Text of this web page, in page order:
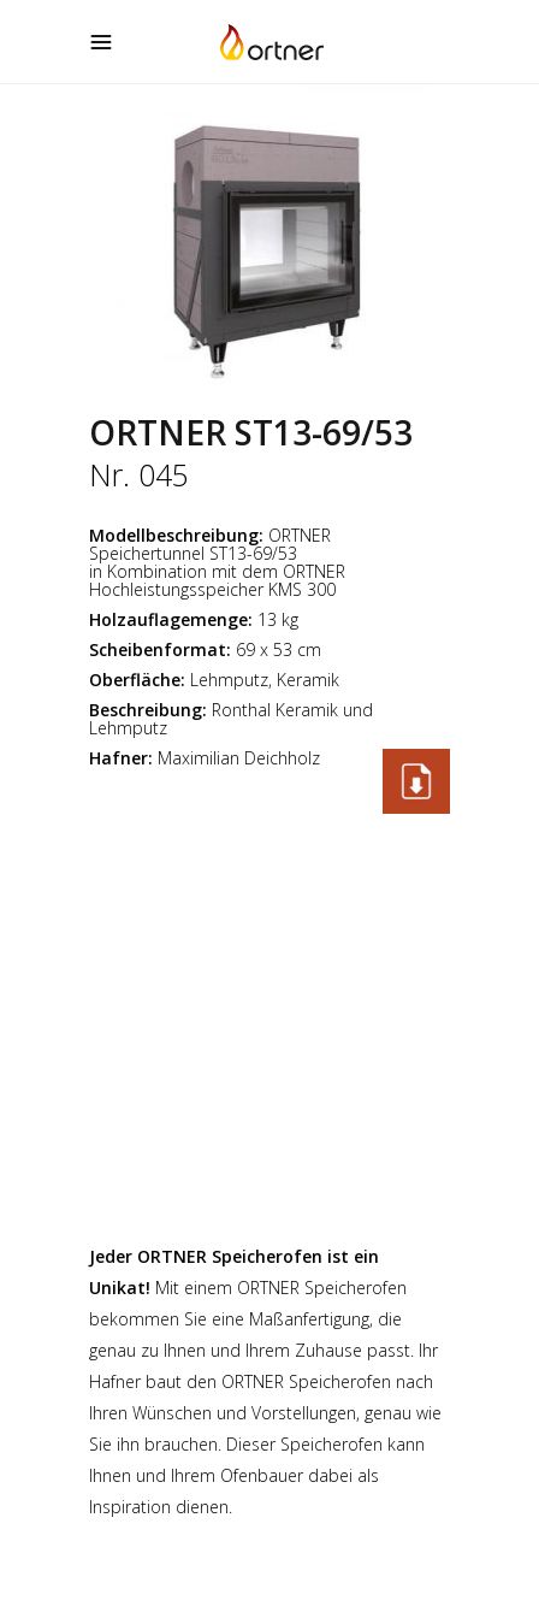
ORTNER ST13-69/53
Nr. 045
Modellbeschreibung: ORTNER
Speichertunnel ST13-69/53
in Kombination mit dem ORTNER
Hochleistungsspeicher KMS 300
Holzauflagemenge: 13 kg
Scheibenformat: 69 x 53 cm
Oberfläche: Lehmputz, Keramik
Beschreibung: Ronthal Keramik und
Lehmputz
Hafner: Maximilian Deichholz
Jeder ORTNER Speicherofen ist ein
Unikat! Mit einem ORTNER Speicherofen
bekommen Sie eine Maßanfertigung, die
genau zu Ihnen und Ihrem Zuhause passt. Ihr
Hafner baut den ORTNER Speicherofen nach
Ihren Wünschen und Vorstellungen, genau wie
Sie ihn brauchen. Dieser Speicherofen kann
Ihnen und Ihrem Ofenbauer dabei als
Inspiration dienen.